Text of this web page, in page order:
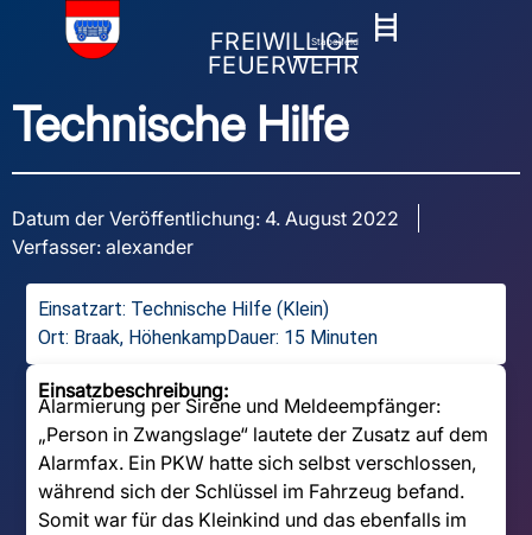
FREIWILLIGE
FEUERWEHR
Stapelfeld
Technische Hilfe
Datum der Veröffentlichung: 4. August 2022
Verfasser: alexander
Einsatzart: Technische Hilfe (Klein)
Ort: Braak, HöhenkampDauer: 15 Minuten
Einsatzbeschreibung:
Alarmierung per Sirene und Meldeempfänger:
„Person in Zwangslage“ lautete der Zusatz auf dem
Alarmfax. Ein PKW hatte sich selbst verschlossen,
während sich der Schlüssel im Fahrzeug befand.
Somit war für das Kleinkind und das ebenfalls im